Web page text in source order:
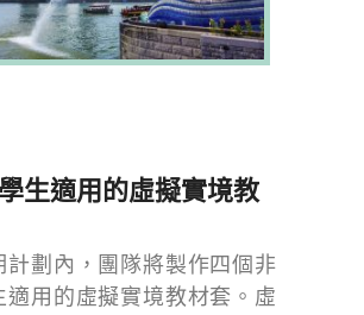
生適用的虛擬實境教
計劃內，團隊將製作四個非
適用的虛擬實境教材套。虛